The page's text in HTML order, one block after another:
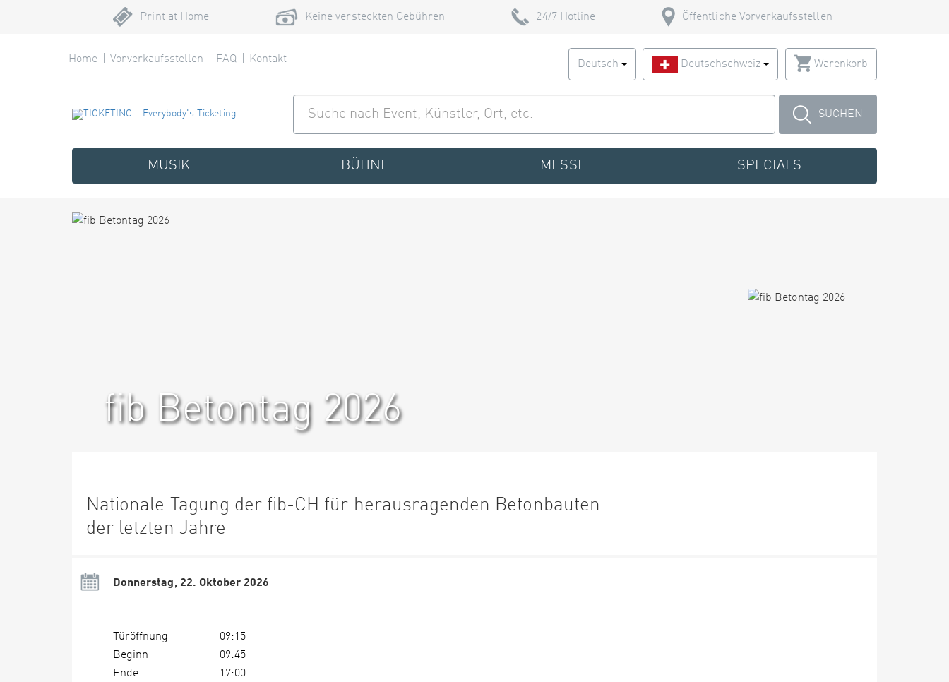
Print at Home Keine versteckten Gebühren 24/7 Hotline Öffentliche Vorverkaufsstellen
Home Vorverkaufsstellen FAQ Kontakt Deutsch Deutschschweiz Warenkorb
SUCHEN
MUSIK BÜHNE MESSE SPECIALS
fib Betontag 2026
Nationale Tagung der fib-CH für herausragenden Betonbauten
der letzten Jahre
Donnerstag, 22. Oktober 2026
Türöffnung
09:15
Beginn
09:45
Ende
17:00